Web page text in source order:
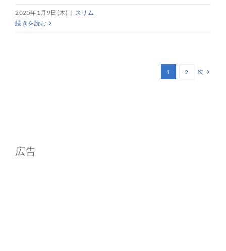
2025年1月9日(木) | スリム
続きを読む
1 2 次
広告